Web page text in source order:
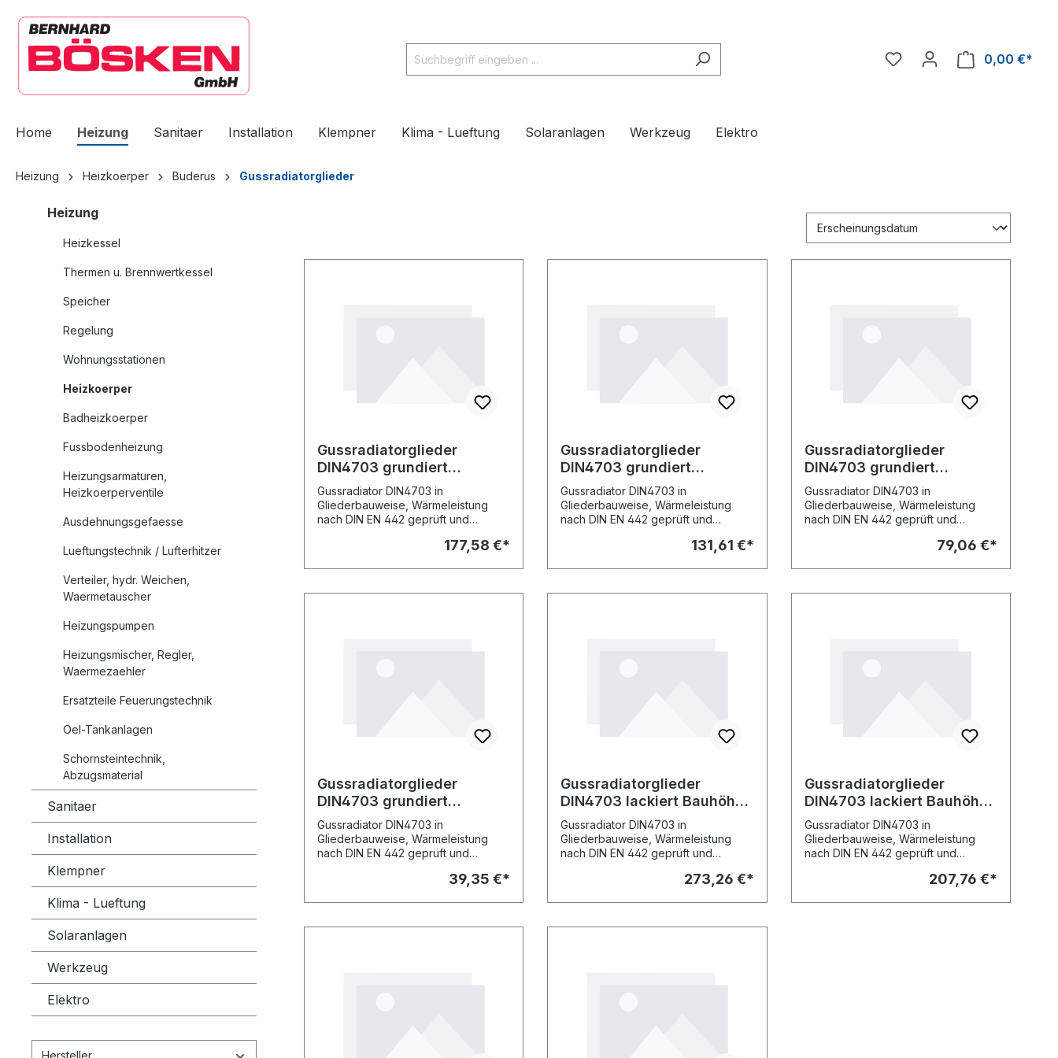
Zur Hauptnavigation springen
0,00 €*
Home Heizung Sanitaer Installation Klempner Klima - Lueftung Solaranlagen Werkzeug Elektro
Heizung Heizkoerper Buderus Gussradiatorglieder
Heizung
Heizkessel
Thermen u. Brennwertkessel
Speicher
Regelung
Wohnungsstationen
Heizkoerper
Badheizkoerper
Fussbodenheizung
Heizungsarmaturen,
Heizkoerperventile
Ausdehnungsgefaesse
Lueftungstechnik / Lufterhitzer
Verteiler, hydr. Weichen,
Waermetauscher
Heizungspumpen
Heizungsmischer, Regler,
Waermezaehler
Ersatzteile Feuerungstechnik
Oel-Tankanlagen
Schornsteintechnik,
Abzugsmaterial
Sanitaer
Installation
Klempner
Klima - Lueftung
Solaranlagen
Werkzeug
Elektro
Hersteller
Gussradiatorglieder
DIN4703 grundiert
Bauhöhe 980mm Bautiefe
220mm
Gussradiator DIN4703 in
Gliederbauweise, Wärmeleistung
nach DIN EN 442 geprüft und
gemäss DIN 55 900 Teil 1,
Dichtungen, Nippel, Anschluss- und
177,58 €*
Gussradiatorglieder
DIN4703 grundiert
Bauhöhe 980mm Bautiefe
160mm
Gussradiator DIN4703 in
Gliederbauweise, Wärmeleistung
nach DIN EN 442 geprüft und
gemäss DIN 55 900 Teil 1,
Dichtungen, Nippel, Anschluss- und
131,61 €*
Gussradiatorglieder
DIN4703 grundiert
Bauhöhe 980mm Bautiefe
70mm
Gussradiator DIN4703 in
Gliederbauweise, Wärmeleistung
nach DIN EN 442 geprüft und
gemäss DIN 55 900 Teil 1,
Dichtungen, Nippel, Anschluss- und
79,06 €*
Gussradiatorglieder
DIN4703 grundiert
Bauhöhe 430mm Bautiefe
70mm
Gussradiator DIN4703 in
Gliederbauweise, Wärmeleistung
nach DIN EN 442 geprüft und
gemäss DIN 55 900 Teil 1,
Dichtungen, Nippel, Anschluss- und
39,35 €*
Gussradiatorglieder
DIN4703 lackiert Bauhöhe
980mm Bautiefe 220mm
Gussradiator DIN4703 in
Gliederbauweise, Wärmeleistung
nach DIN EN 442 geprüft und
Ausführung/Pul- verbeschichtet RAL
Dichtungen, Nippel, Anschluss- und
273,26 €*
Gussradiatorglieder
DIN4703 lackiert Bauhöhe
980mm Bautiefe 160mm
Gussradiator DIN4703 in
Gliederbauweise, Wärmeleistung
nach DIN EN 442 geprüft und
Ausführung/Pul- verbeschichtet RAL
207,76 €*